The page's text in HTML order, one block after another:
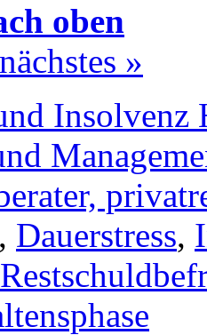
oben
nächstes »
Insolvenz
, Dauerstress,